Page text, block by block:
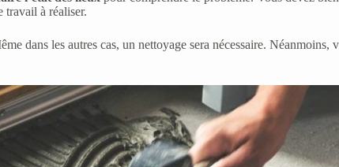
travail à réaliser.
dans les autres cas, un nettoyage sera nécessaire. Néanmoins,